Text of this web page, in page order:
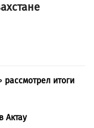
итоги
Актау